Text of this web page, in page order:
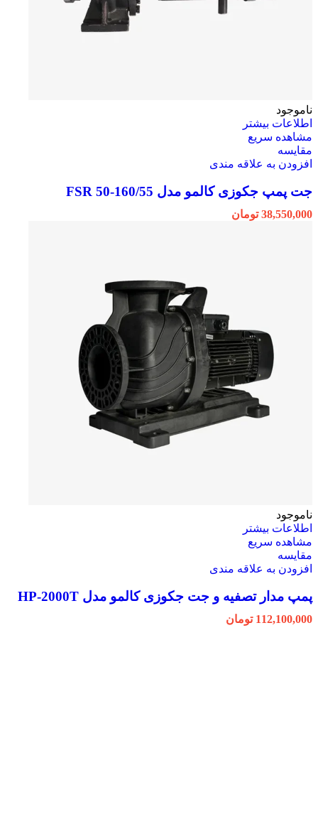
ناموجود
اطلاعات بیشتر
مشاهده سریع
مقایسه
افزودن به علاقه مندی
جت پمپ جکوزی کالمو مدل FSR 50-160/55
38,550,000 تومان
ناموجود
اطلاعات بیشتر
مشاهده سریع
مقایسه
افزودن به علاقه مندی
پمپ مدار تصفیه و جت جکوزی کالمو مدل HP-2000T
112,100,000 تومان